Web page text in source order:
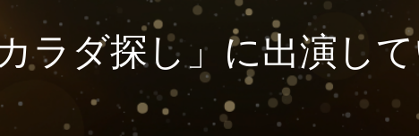
ラダ探し」に出演して